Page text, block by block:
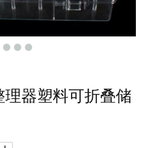
器塑料可折叠储